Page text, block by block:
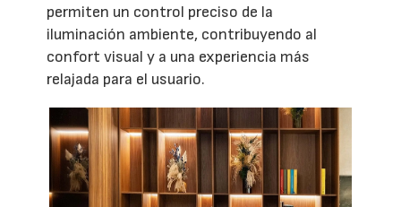
permiten un control preciso de la
iluminación ambiente, contribuyendo al
confort visual y a una experiencia más
relajada para el usuario.